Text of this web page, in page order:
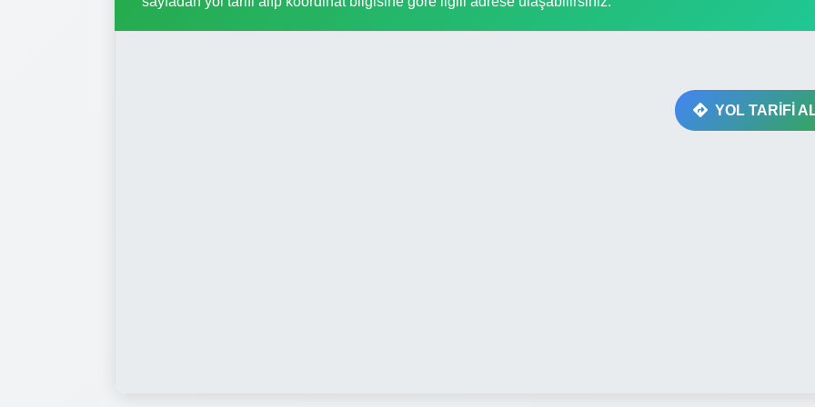
YOL TARİFİ